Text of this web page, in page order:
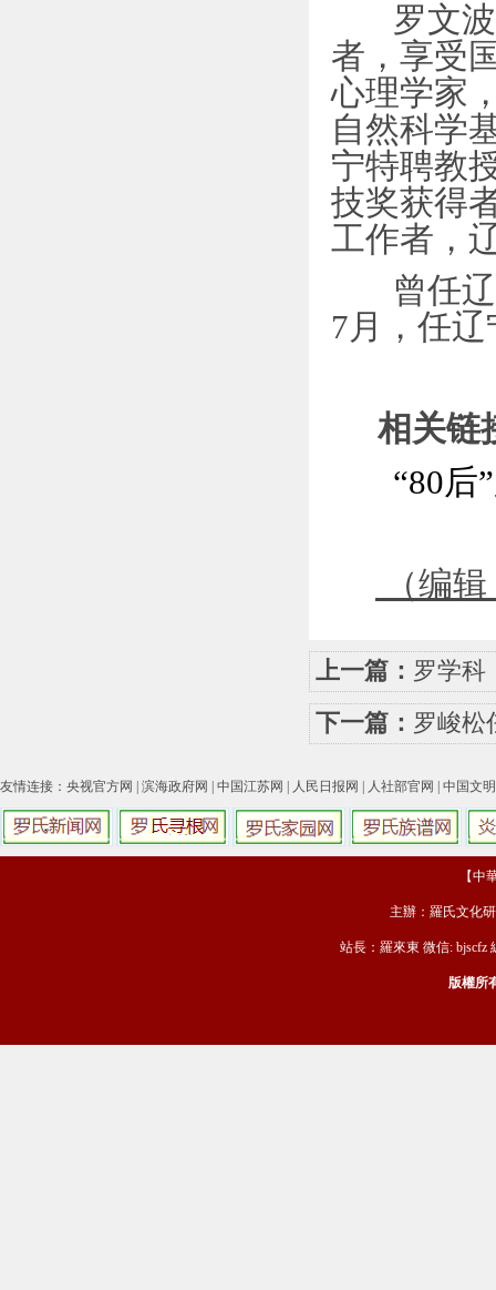
罗文波
者，享受
心理学家
自然科学
宁特聘教
技奖获得
工作者，
曾任辽
7月，任
相关链
“80后”
（编
上一篇： 罗学科
下一篇： 罗峻松
友情连接： 央视官方网 滨海政府网 中国江苏网 人民日报网 人社部官网 中国文
【中
主辦：羅氏文化
站長：羅來東 微信: bjscfz
版權所